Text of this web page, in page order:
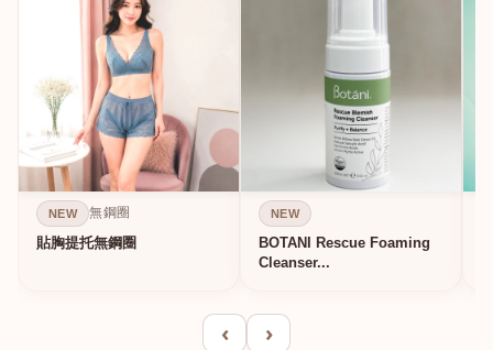
NEW 無鋼圈
貼胸提托無鋼圈
NEW
BOTANI Rescue Foaming
Cleanser...
‹ ›